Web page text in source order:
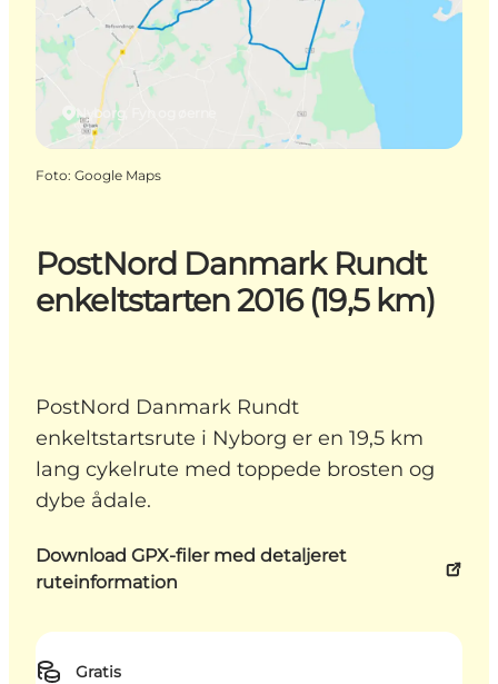
PostNord Danmark Rundt
enkeltstarten 2016 (19,5 km)
PostNord Danmark Rundt
enkeltstartsrute i Nyborg er en 19,5 km
lang cykelrute med toppede brosten og
dybe ådale.
Download GPX-filer med detaljeret
ruteinformation
Gratis
Nyborg, Fyn og øerne
Foto: Google Maps